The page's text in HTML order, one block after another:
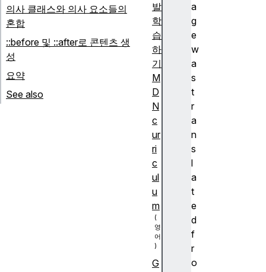
a
g
e
w
a
s
t
r
a
n
s
l
a
t
e
d
f
r
o
의사 클래스와 의사 요소들의
혼합
::before 및 ::after로 콘텐츠 생
성
요약
See also
발
학
습
하
기
M
D
N
c
ur
ri
c
ul
u
m
G